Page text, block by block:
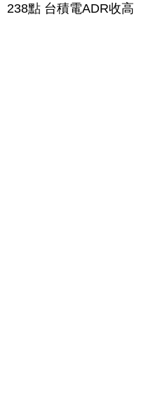
238點 台積電ADR收高